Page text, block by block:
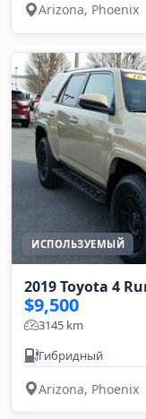
Arizona, Phoenix
ИСПОЛЬЗУЕМЫЙ
2019 Toyota 4
$9,500
3145 km
Гибридный
Arizona, Phoenix